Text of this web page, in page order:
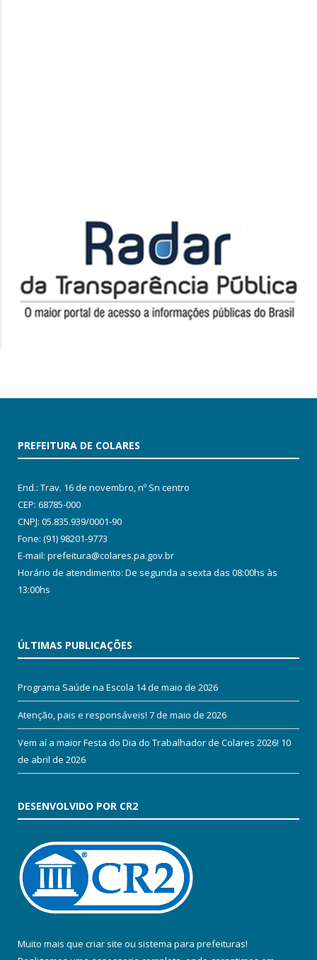
PREFEITURA DE COLARES
End.: Trav. 16 de novembro, nº Sn centro
CEP: 68785-000
CNPJ: 05.835.939/0001-90
Fone: (91) 98201-9773
E-mail: prefeitura@colares.pa.gov.br
Horário de atendimento: De segunda a sexta das 08:00hs às
13:00hs
ÚLTIMAS PUBLICAÇÕES
Programa Saúde na Escola 14 de maio de 2026
Atenção, pais e responsáveis! 7 de maio de 2026
Vem aí a maior Festa do Dia do Trabalhador de Colares 2026! 10
de abril de 2026
DESENVOLVIDO POR CR2
Muito mais que criar site ou sistema para prefeituras!